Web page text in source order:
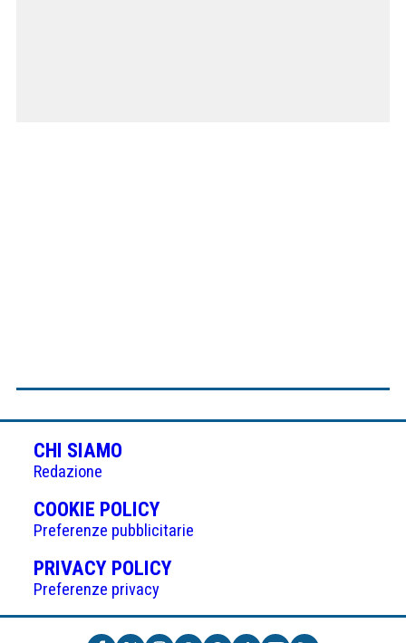
CHI SIAMO
Redazione
COOKIE POLICY(APRE
IN
UNA
NUOVA
Preferenze pubblicitarie
PRIVACY POLICY(APRE
UNA
NUOVA
Preferenze privacy